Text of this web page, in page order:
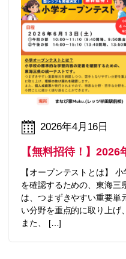
2026年4月16日
【無料招待！】
【オープンテストとは】
を確認するための、東海三
は、つまずきやすい重要単
い分野を重点的に取り上げ
また、 […]